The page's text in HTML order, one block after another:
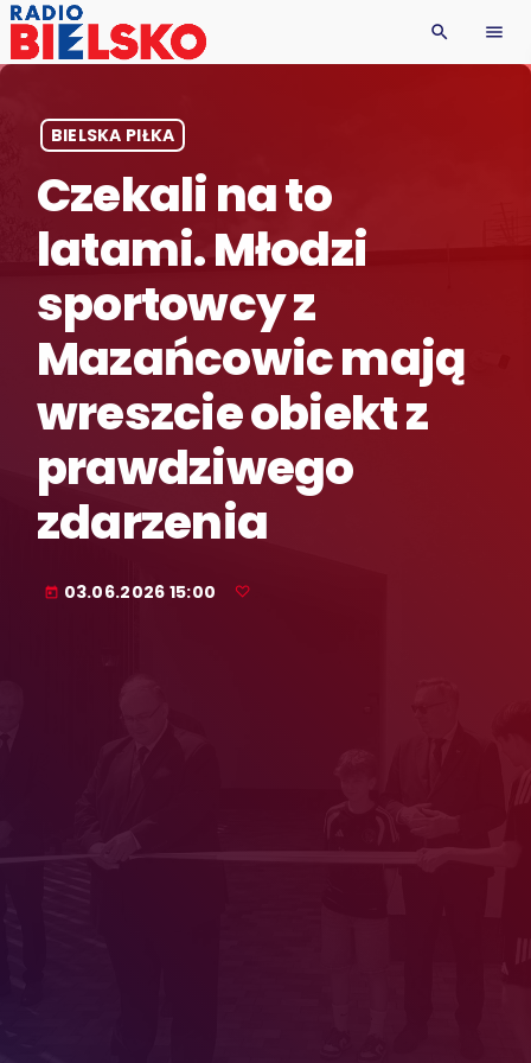
search menu
BIELSKA PIŁKA
Czekali na to
latami. Młodzi
sportowcy z
Mazańcowic mają
wreszcie obiekt z
prawdziwego
zdarzenia
today 03.06.2026 15:00